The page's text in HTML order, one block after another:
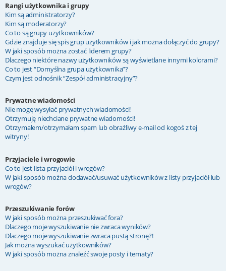
Rangi użytkownika i grupy
Kim są administratorzy?
Kim są moderatorzy?
Co to są grupy użytkowników?
Gdzie znajduje się spis grup użytkowników i jak można dołączyć do grupy?
W jaki sposób można zostać liderem grupy?
Dlaczego niektóre nazwy użytkowników są wyświetlane innymi kolorami?
Co to jest “Domyślna grupa użytkownika”?
Czym jest odnośnik “Zespół administracyjny”?
Prywatne wiadomości
Nie mogę wysyłać prywatnych wiadomości!
Otrzymuję niechciane prywatne wiadomości!
Otrzymałem/otrzymałam spam lub obraźliwy e-mail od kogoś z tej
witryny!
Przyjaciele i wrogowie
Co to jest lista przyjaciół i wrogów?
W jaki sposób można dodawać/usuwać użytkowników z listy przyjaciół lub
wrogów?
Przeszukiwanie forów
W jaki sposób można przeszukiwać fora?
Dlaczego moje wyszukiwanie nie zwraca wyników?
Dlaczego moje wyszukiwanie zwraca pustą stronę?!
Jak można wyszukać użytkowników?
W jaki sposób można znaleźć swoje posty i tematy?